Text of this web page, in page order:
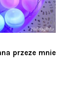
przeze mnie